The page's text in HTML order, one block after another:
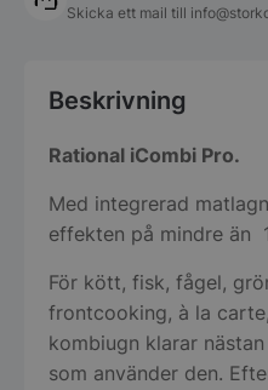
Skicka ett mail till
Beskrivning
Rational iCombi Pro.
Med integrerad
effekten på mindre än
För kött, fisk, fågel,
frontcooking, à la
kombiugn klarar
som använder den.